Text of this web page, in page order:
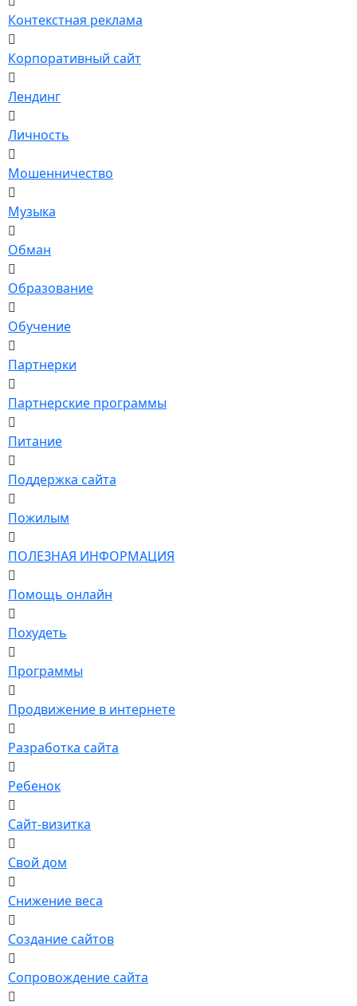
Контекстная реклама
Корпоративный сайт
Лендинг
Личность
Мошенничество
Музыка
Обман
Образование
Обучение
Партнерки
Партнерские программы
Питание
Поддержка сайта
Пожилым
ПОЛЕЗНАЯ ИНФОРМАЦИЯ
Помощь онлайн
Похудеть
Программы
Продвижение в интернете
Разработка сайта
Ребенок
Сайт-визитка
Свой дом
Снижение веса
Создание сайтов
Сопровождение сайта